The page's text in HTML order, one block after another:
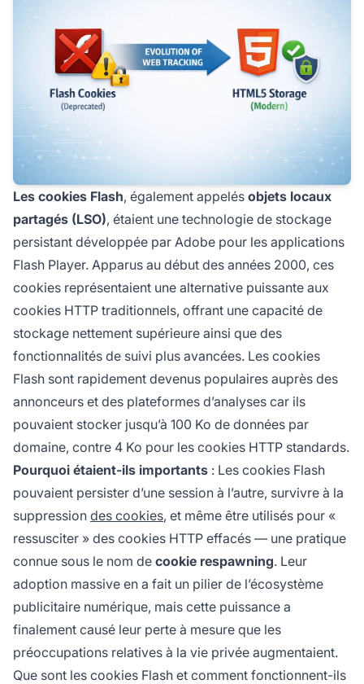
Les cookies Flash, également appelés objets locaux
partagés (LSO), étaient une technologie de stockage
persistant développée par Adobe pour les applications
Flash Player. Apparus au début des années 2000, ces
cookies représentaient une alternative puissante aux
cookies HTTP traditionnels, offrant une capacité de
stockage nettement supérieure ainsi que des
fonctionnalités de suivi plus avancées. Les cookies
Flash sont rapidement devenus populaires auprès des
annonceurs et des plateformes d’analyses car ils
pouvaient stocker jusqu’à 100 Ko de données par
domaine, contre 4 Ko pour les cookies HTTP standards.
Pourquoi étaient-ils importants : Les cookies Flash
pouvaient persister d’une session à l’autre, survivre à la
suppression des cookies, et même être utilisés pour «
ressusciter » des cookies HTTP effacés — une pratique
connue sous le nom de cookie respawning. Leur
adoption massive en a fait un pilier de l’écosystème
publicitaire numérique, mais cette puissance a
finalement causé leur perte à mesure que les
préoccupations relatives à la vie privée augmentaient.
Que sont les cookies Flash et comment fonctionnent-ils